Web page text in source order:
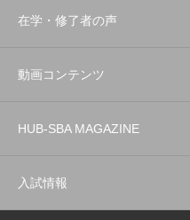
在学・修了者の声
動画コンテンツ
HUB-SBA MAGAZINE
入試情報